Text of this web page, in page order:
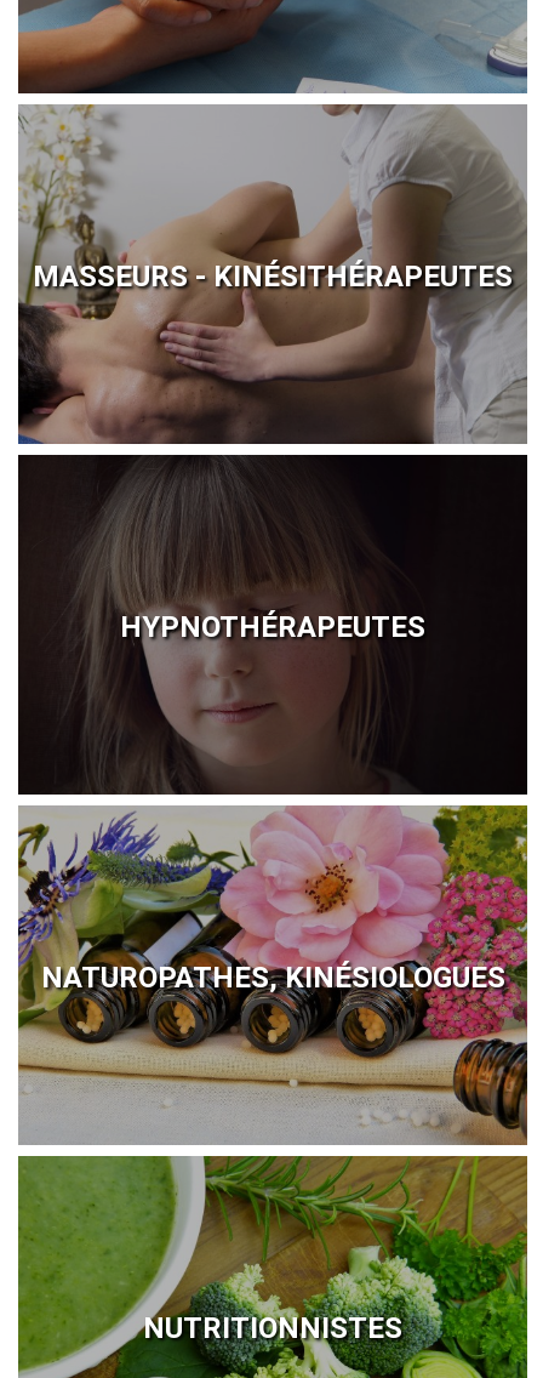
MASSEURS - KINÉSITHÉRAPEUTES
HYPNOTHÉRAPEUTES
NATUROPATHES, KINÉSIOLOGUES
NUTRITIONNISTES